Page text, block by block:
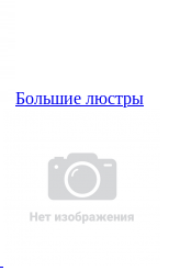
Большие люстры